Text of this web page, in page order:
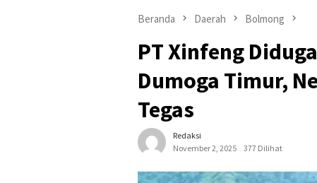
Beranda Daerah Bolmong
PT Xinfeng
Dumoga Timur,
Tegas
Redaksi
November 2, 2025
377 Dilihat